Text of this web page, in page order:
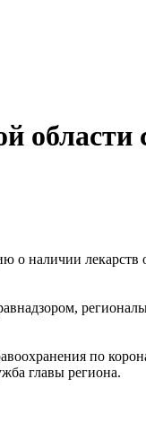
области
наличии лекарств
по
главы региона.